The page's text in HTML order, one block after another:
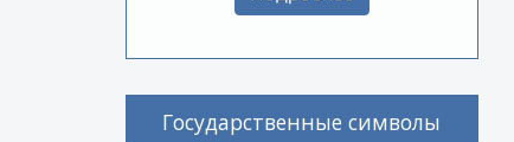
Государственные символы